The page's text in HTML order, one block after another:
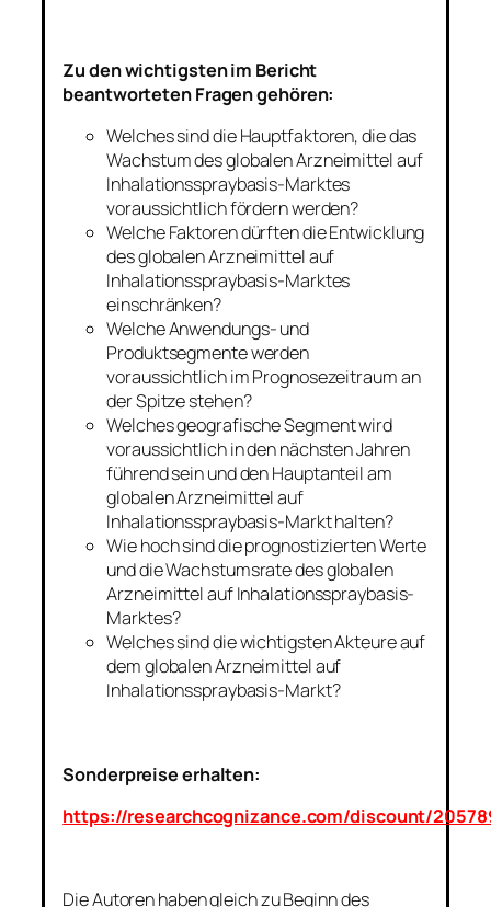
Zu den wichtigsten im Bericht
beantworteten Fragen gehören:
Welches sind die Hauptfaktoren, die das
Wachstum des globalen Arzneimittel auf
Inhalationsspraybasis-Marktes
voraussichtlich fördern werden?
Welche Faktoren dürften die Entwicklung
des globalen Arzneimittel auf
Inhalationsspraybasis-Marktes
einschränken?
Welche Anwendungs- und
Produktsegmente werden
voraussichtlich im Prognosezeitraum an
der Spitze stehen?
Welches geografische Segment wird
voraussichtlich in den nächsten Jahren
führend sein und den Hauptanteil am
globalen Arzneimittel auf
Inhalationsspraybasis-Markt halten?
Wie hoch sind die prognostizierten Werte
und die Wachstumsrate des globalen
Arzneimittel auf Inhalationsspraybasis-
Marktes?
Welches sind die wichtigsten Akteure auf
dem globalen Arzneimittel auf
Inhalationsspraybasis-Markt?
Sonderpreise erhalten:
https://researchcognizance.com/discount/
Die Autoren haben gleich zu Beginn des